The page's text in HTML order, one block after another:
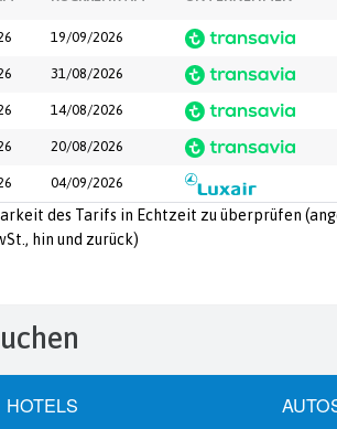
19/09/2026
31/08/2026
14/08/2026
20/08/2026
04/09/2026
des Tarifs in Echtzeit zu überprüfen
hin und zurück)